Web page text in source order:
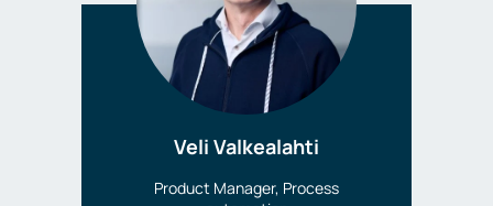
Veli Valkealahti
Product Manager, Process